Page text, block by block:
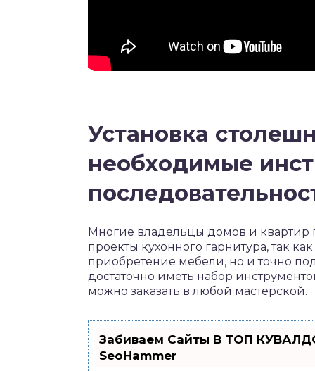
Установка
необходимые
Многие владельцы домов и квартир
проекты кухонного гарнитура, так
приобретение мебели, но и точно
достаточно иметь набор
можно заказать в любой мастерской.
Забиваем Сайты В ТОП
SeoHammer